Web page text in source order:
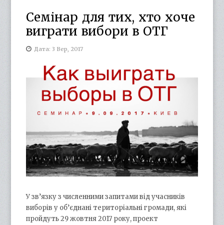
Семінар для тих, хто хоче
виграти вибори в ОТГ
Дата: 3 Вер, 2017
У зв’язку з численними запитами від учасників
виборів у об’єднані територіальні громади, які
пройдуть 29 жовтня 2017 року, проект